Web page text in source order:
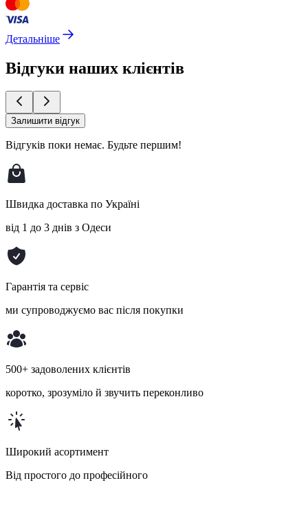
Детальніше
Відгуки наших клієнтів
Залишити відгук
Відгуків поки немає. Будьте першим!
Швидка доставка по Україні
від 1 до 3 днів з Одеси
Гарантія та сервіс
ми супроводжуємо вас після покупки
500+ задоволених клієнтів
коротко, зрозуміло й звучить переконливо
Широкий асортимент
Від простого до професійного